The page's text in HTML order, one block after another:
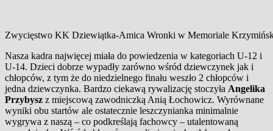
Zwycięstwo KK Dziewiątka-Amica Wronki w Memoriale
Nasza kadra najwięcej miała do powiedzenia w kategoriach U-12 i
U-14. Dzieci dobrze wypadły zarówno wśród dziewczynek jak i
chłopców, z tym że do niedzielnego finału weszło 2 chłopców i
jedna dziewczynka. Bardzo ciekawą rywalizację stoczyła Angelika
Przybysz z miejscową zawodniczką Anią Łochowicz. Wyrównane
wyniki obu startów ale ostatecznie leszczynianka minimalnie
wygrywa z naszą – co podkreślają fachowcy – utalentowaną